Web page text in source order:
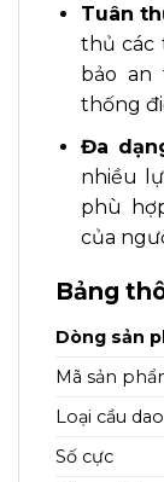
Tuân
thủ các
bảo an
thống
Đa
nhiều
phù
của
Bảng
Dòng sản
Mã sản
Loại cầu dao
Số cực